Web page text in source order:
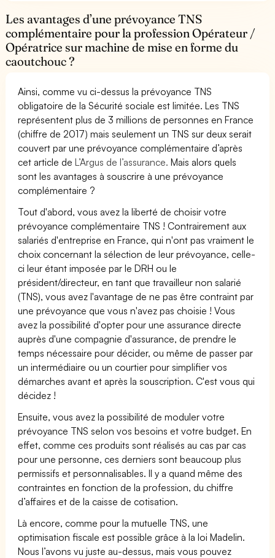
Les avantages d’une prévoyance TNS
complémentaire pour la profession Opérateur /
Opératrice sur machine de mise en forme du
caoutchouc ?
Ainsi, comme vu ci-dessus la prévoyance TNS
obligatoire de la Sécurité sociale est limitée. Les TNS
représentent plus de 3 millions de personnes en France
(chiffre de 2017) mais seulement un TNS sur deux serait
couvert par une prévoyance complémentaire d’après
cet article deL’Argus de l’assurance. Mais alors quels
sont les avantages à souscrire à une prévoyance
complémentaire ?
Tout d'abord, vous avez la liberté de choisir votre
prévoyance complémentaire TNS ! Contrairement aux
salariés d'entreprise en France, qui n'ont pas vraiment le
choix concernant la sélection de leur prévoyance, celle-
ci leur étant imposée par le DRH ou le
président/directeur, en tant que travailleur non salarié
(TNS), vous avez l'avantage de ne pas être contraint par
une prévoyance que vous n'avez pas choisie ! Vous
avez la possibilité d'opter pour une assurance directe
auprès d'une compagnie d'assurance, de prendre le
temps nécessaire pour décider, ou même de passer par
un intermédiaire ou un courtier pour simplifier vos
démarches avant et après la souscription. C'est vous qui
décidez !
Ensuite, vous avez la possibilité de moduler votre
prévoyance TNS selon vos besoins et votre budget. En
effet, comme ces produits sont réalisés au cas par cas
pour une personne, ces derniers sont beaucoup plus
permissifs et personnalisables. Il y a quand même des
contraintes en fonction de la profession, du chiffre
d’affaires et de la caisse de cotisation.
Là encore, comme pour la mutuelle TNS, une
optimisation fiscale est possible grâce à la loi Madelin.
Nous l’avons vu juste au-dessus, mais vous pouvez